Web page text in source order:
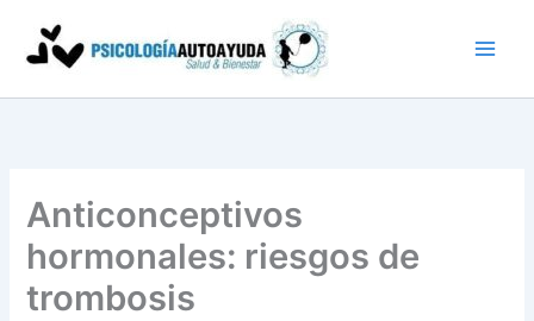
contenido
Anticonceptivos
hormonales: riesgos de
trombosis